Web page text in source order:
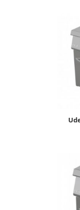
uden9dap elemento neutro